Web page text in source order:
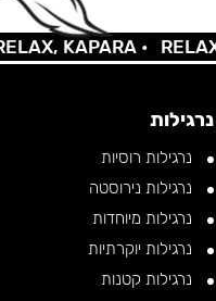
KAPARA • RELAX,
נרגילות
נרגילות רוסיות
נרגילות נירוסטה
נרגילות מיוחדות
נרגילות יוקרתיות
נרגילות קטנות